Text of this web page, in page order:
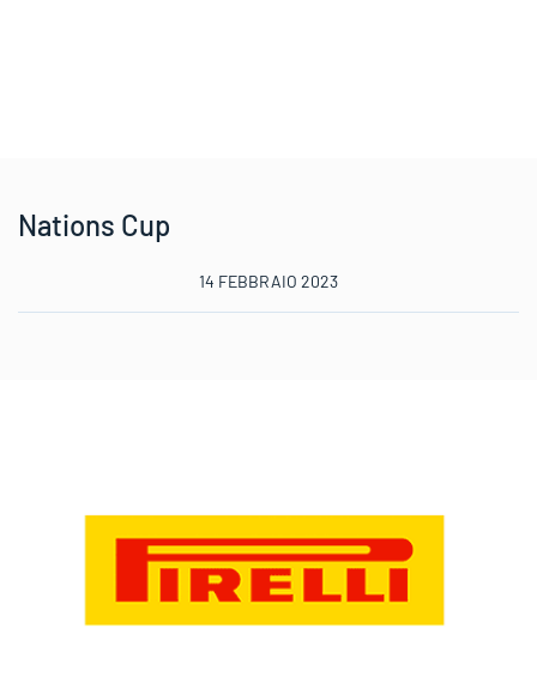
Nations Cup
14 FEBBRAIO 2023